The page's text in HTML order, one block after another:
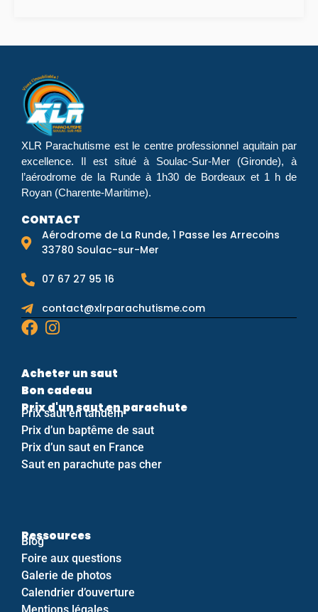
XLR Parachutisme est le centre professionnel aquitain par
excellence. Il est situé à Soulac-Sur-Mer (Gironde), à
l’aérodrome de la Runde à 1h30 de Bordeaux et 1 h de
Royan (Charente-Maritime).
CONTACT
Aérodrome de La Runde, 1 Passe les Arrecoins
33780 Soulac-sur-Mer
07 67 27 95 16
contact@xlrparachutisme.com
Acheter un saut
Bon cadeau
Prix d'un saut en parachute
Prix saut en tandem
Prix d’un baptême de saut
Prix d’un saut en France
Saut en parachute pas cher
Ressources
Blog
Foire aux questions
Galerie de photos
Calendrier d’ouverture